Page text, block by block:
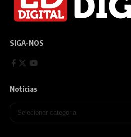
SIGA-NOS
Notícias